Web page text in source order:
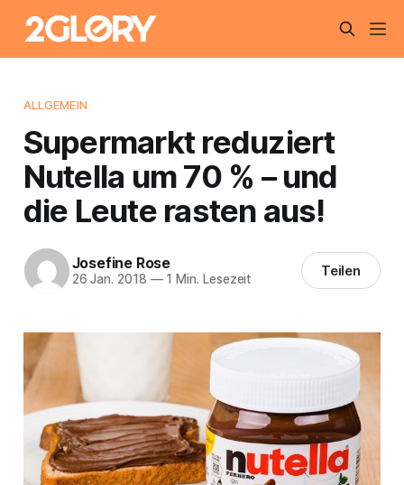
ALLGEMEIN
Supermarkt reduziert
Nutella um 70 % – und
die Leute rasten aus!
Josefine Rose
26 Jan. 2018 —1 Min. Lesezeit Teilen